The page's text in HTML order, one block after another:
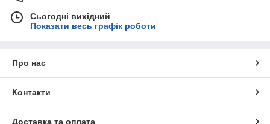
Сьогодні вихідний
Показати весь графік роботи
Про нас
Контакти
Доставка та оплата